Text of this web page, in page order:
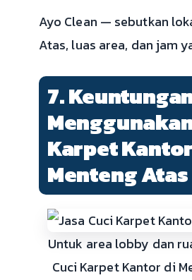
Ayo Clean — sebutkan
Atas, luas area, dan jam
7.
Karpet
Menteng Atas
Untuk area lobby dan
Cuci Karpet Kantor di